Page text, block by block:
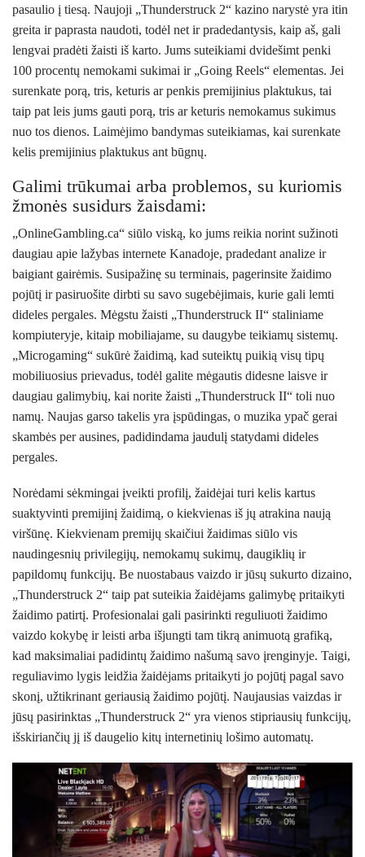
pasaulio į tiesą. Naujoji „Thunderstruck 2“ kazino narystė yra itin
greita ir paprasta naudoti, todėl net ir pradedantysis, kaip aš, gali
lengvai pradėti žaisti iš karto. Jums suteikiami dvidešimt penki
100 procentų nemokami sukimai ir „Going Reels“ elementas. Jei
surenkate porą, tris, keturis ar penkis premijinius plaktukus, tai
taip pat leis jums gauti porą, tris ar keturis nemokamus sukimus
nuo tos dienos. Laimėjimo bandymas suteikiamas, kai surenkate
kelis premijinius plaktukus ant būgnų.
Galimi trūkumai arba problemos, su kuriomis
žmonės susidurs žaisdami:
„OnlineGambling.ca“ siūlo viską, ko jums reikia norint sužinoti
daugiau apie lažybas internete Kanadoje, pradedant analize ir
baigiant gairėmis. Susipažinę su terminais, pagerinsite žaidimo
pojūtį ir pasiruošite dirbti su savo sugebėjimais, kurie gali lemti
dideles pergales. Mėgstu žaisti „Thunderstruck II“ staliniame
kompiuteryje, kitaip mobiliajame, su daugybe teikiamų sistemų.
„Microgaming“ sukūrė žaidimą, kad suteiktų puikią visų tipų
mobiliuosius prievadus, todėl galite mėgautis didesne laisve ir
daugiau galimybių, kai norite žaisti „Thunderstruck II“ toli nuo
namų. Naujas garso takelis yra įspūdingas, o muzika ypač gerai
skambės per ausines, padidindama jaudulį statydami dideles
pergales.
Norėdami sėkmingai įveikti profilį, žaidėjai turi kelis kartus
suaktyvinti premijinį žaidimą, o kiekvienas iš jų atrakina naują
viršūnę. Kiekvienam premijų skaičiui žaidimas siūlo vis
naudingesnių privilegijų, nemokamų sukimų, daugiklių ir
papildomų funkcijų. Be nuostabaus vaizdo ir jūsų sukurto dizaino,
„Thunderstruck 2“ taip pat suteikia žaidėjams galimybę pritaikyti
žaidimo patirtį. Profesionalai gali pasirinkti reguliuoti žaidimo
vaizdo kokybę ir leisti arba išjungti tam tikrą animuotą grafiką,
kad maksimaliai padidintų žaidimo našumą savo įrenginyje. Taigi,
reguliavimo lygis leidžia žaidėjams pritaikyti jo pojūtį pagal savo
skonį, užtikrinant geriausią žaidimo pojūtį. Naujausias vaizdas ir
jūsų pasirinktas „Thunderstruck 2“ yra vienos stipriausių funkcijų,
išskiriančių jį iš daugelio kitų internetinių lošimo automatų.